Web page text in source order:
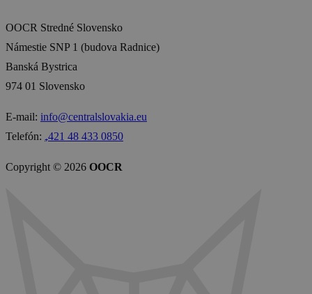
OOCR Stredné Slovensko
Námestie SNP 1 (budova Radnice)
Banská Bystrica
974 01 Slovensko
E-mail: info@centralslovakia.eu
Telefón: ₊421 48 433 0850
Copyright © 2026 OOCR